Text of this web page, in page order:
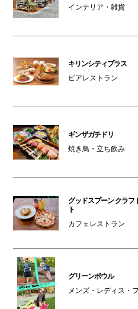
車椅子利用可能
駐輪場(
インテリア・雑貨
キリンシティプラス
ビアレストラン
ギンザガチドリ
焼き鳥・立ち飲み
グッドスプーン クラフ
ト
カフェレストラン
グリーンボウル
メンズ・レディス・